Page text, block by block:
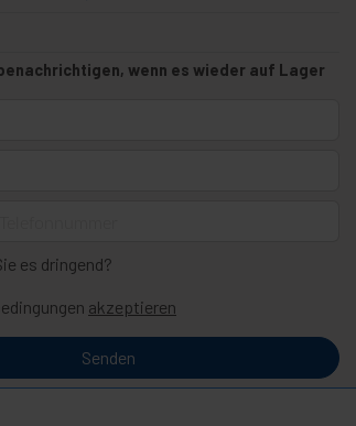
wenn es wieder auf Lager
es dringend?
akzeptieren
Senden